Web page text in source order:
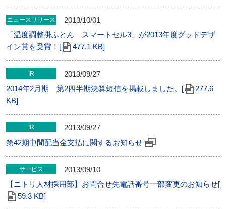
ニュースリリース
2013/10/01
「温度調整掛ふとん スマートセル3」が2013年度グッドデザ
イン賞を受賞！[
477.1 KB]
IR
2013/09/27
2014年2月期 第2四半期決算短信を掲載しました。[
277.6
KB]
IR
2013/09/27
第42期中間配当金支払に関するお知らせ
サービス
2013/09/10
【ニトリ人材採用部】お問合せ先電話番号一部変更のお知らせ[
59.3 KB]